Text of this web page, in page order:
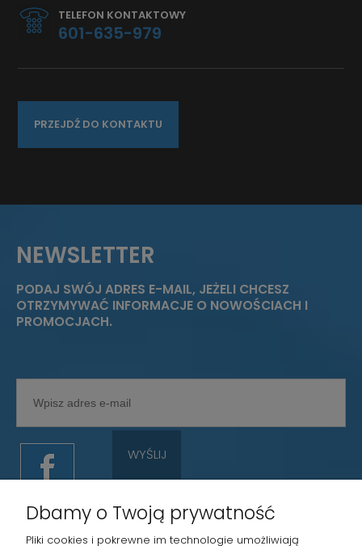
TELEFON KONTAKTOWY
601-635-979
PRZEJDŹ DO KONTAKTU
NEWSLETTER
PODAJ SWÓJ ADRES E-MAIL, JEŻELI CHCESZ
OTRZYMYWAĆ INFORMACJE O NOWOŚCIACH I
PROMOCJACH.
WYŚLIJ
Dbamy o Twoją prywatność
Pliki cookies i pokrewne im technologie umożliwiają